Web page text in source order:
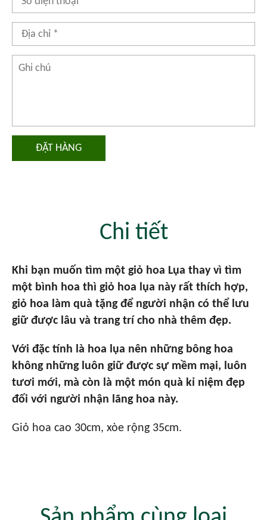
ĐẶT HÀNG
Chi tiết
Khi bạn muốn tìm một giỏ hoa Lụa thay vì tìm
một bình hoa thì giỏ hoa lụa này rất thích hợp,
giỏ hoa làm quà tặng để người nhận có thể lưu
giữ được lâu và trang trí cho nhà thêm đẹp.
Với đặc tính là hoa lụa nên những bông hoa
không những luôn giữ được sự mềm mại, luôn
tươi mới, mà còn là một món quà kỉ niệm đẹp
đối với người nhận lãng hoa này.
Giỏ hoa cao 30cm, xòe rộng 35cm.